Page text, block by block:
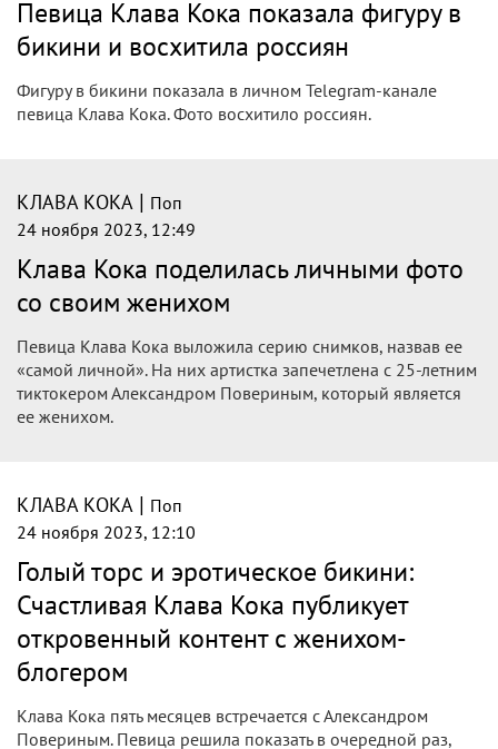
26 ноября 2023, 11:19
Клава Кока поделилась танцевальным
видео с возлюбленным
совместными фото и видео.
КЛАВА КОКА|Поп
Клава Кока рискнула ради шоу в честь
Свердловской области в Москве. Фото,
видео
(«Смысловые галлюцинации») помогли родной
Свердловской области красиво презентоваться
на выставке «Россия» в Москве.
КЛАВА КОКА | Поп
24 ноября 2023, 13:47
Певица Клава Кока показала фигуру в
бикини и восхитила россиян